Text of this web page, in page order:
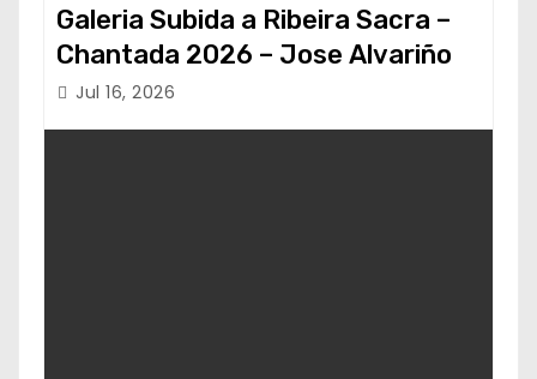
Galeria Subida a Ribeira Sacra –
Chantada 2026 – Jose Alvariño
Jul 16, 2026